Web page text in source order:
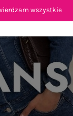
wszystkie